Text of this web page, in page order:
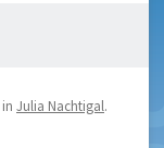
in Julia Nachtigal.